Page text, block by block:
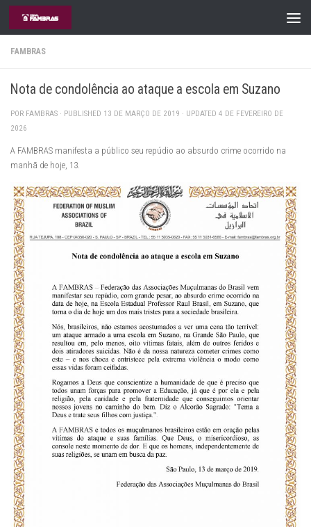
Skip to content
FAMBRAS
Nota de condolência ao ataque a escola em Suzano
POR FAMBRAS · PUBLISHED 13 DE MARÇO DE 2019 · UPDATED 4 DE FEVEREIRO DE
2026
A FAMBRAS manifesta a público seu repúdio ao absurdo crime ocorrido na
manhã de hoje, 13.